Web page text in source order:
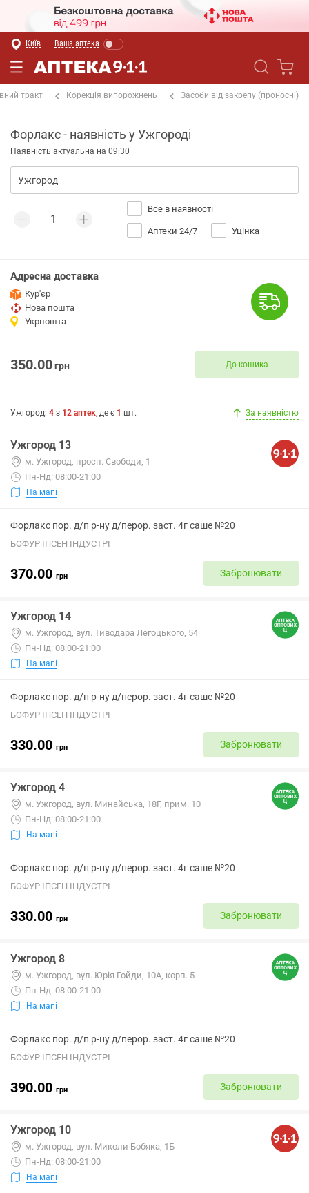
Київ Ваша аптека
тракт Корекція випорожнень Засоби від закрепу (проносні)
Форлакс - наявність у Ужгороді
Наявність актуальна на 09:30
Все в наявності
Аптеки 24/7 Уцінка
Адресна доставка
Кур'єр
Нова пошта
Укрпошта
350.00грн До кошика
Ужгород: 4 з 12 аптек, де є 1 шт. За наявністю
Ужгород 13
м. Ужгород, просп. Свободи, 1
Пн-Нд: 08:00-21:00
На мапі
Форлакс пор. д/п р-ну д/перор. заст. 4г саше №20
БОФУР ІПСЕН ІНДУСТРІ
370.00 грн Забронювати
Ужгород 14
м. Ужгород, вул. Тиводара Легоцького, 54
Пн-Нд: 08:00-21:00
На мапі
Форлакс пор. д/п р-ну д/перор. заст. 4г саше №20
БОФУР ІПСЕН ІНДУСТРІ
330.00 грн Забронювати
Ужгород 4
м. Ужгород, вул. Минайська, 18Г, прим. 10
Пн-Нд: 08:00-21:00
На мапі
Форлакс пор. д/п р-ну д/перор. заст. 4г саше №20
БОФУР ІПСЕН ІНДУСТРІ
330.00 грн Забронювати
Ужгород 8
м. Ужгород, вул. Юрія Гойди, 10А, корп. 5
Пн-Нд: 08:00-21:00
На мапі
Форлакс пор. д/п р-ну д/перор. заст. 4г саше №20
БОФУР ІПСЕН ІНДУСТРІ
390.00 грн Забронювати
Ужгород 10
м. Ужгород, вул. Миколи Бобяка, 1Б
Пн-Нд: 08:00-21:00
На мапі